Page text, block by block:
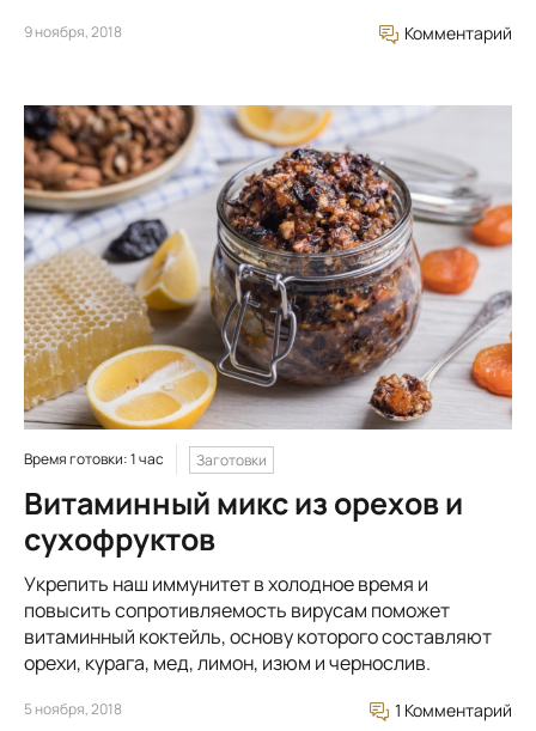
9 ноября, 2018 Комментарий
Время готовки: 1 час Заготовки
Витаминный микс из орехов и
сухофруктов
Укрепить наш иммунитет в холодное время и
повысить сопротивляемость вирусам поможет
витаминный коктейль, основу которого составляют
орехи, курага, мед, лимон, изюм и чернослив.
5 ноября, 2018 1 Комментарий